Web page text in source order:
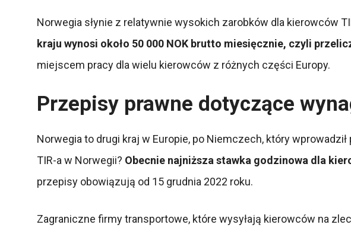
Norwegia słynie z relatywnie wysokich zarobków dla kierowców
kraju wynosi około 50 000 NOK brutto miesięcznie, czyli
miejscem pracy dla wielu kierowców z różnych części Europy.
Przepisy prawne dotyczące
Norwegia to drugi kraj w Europie, po Niemczech, który
TIR-a w Norwegii? Obecnie najniższa stawka godzinowa dla
przepisy obowiązują od 15 grudnia 2022 roku.
Zagraniczne firmy transportowe, które wysyłają kierowców na